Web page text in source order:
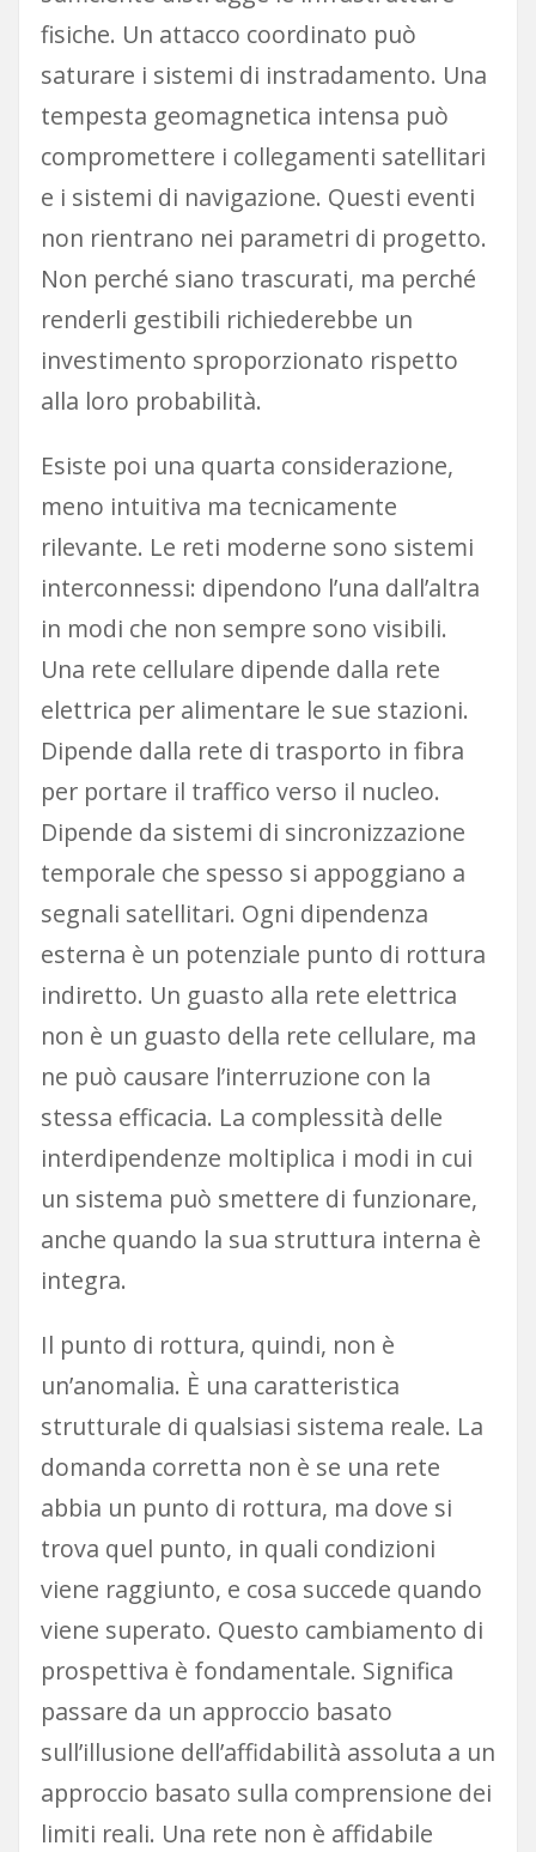
fisiche. Un attacco coordinato può
saturare i sistemi di instradamento. Una
tempesta geomagnetica intensa può
compromettere i collegamenti satellitari
e i sistemi di navigazione. Questi eventi
non rientrano nei parametri di progetto.
Non perché siano trascurati, ma perché
renderli gestibili richiederebbe un
investimento sproporzionato rispetto
alla loro probabilità.
Esiste poi una quarta considerazione,
meno intuitiva ma tecnicamente
rilevante. Le reti moderne sono sistemi
interconnessi: dipendono l’una dall’altra
in modi che non sempre sono visibili.
Una rete cellulare dipende dalla rete
elettrica per alimentare le sue stazioni.
Dipende dalla rete di trasporto in fibra
per portare il traffico verso il nucleo.
Dipende da sistemi di sincronizzazione
temporale che spesso si appoggiano a
segnali satellitari. Ogni dipendenza
esterna è un potenziale punto di rottura
indiretto. Un guasto alla rete elettrica
non è un guasto della rete cellulare, ma
ne può causare l’interruzione con la
stessa efficacia. La complessità delle
interdipendenze moltiplica i modi in cui
un sistema può smettere di funzionare,
anche quando la sua struttura interna è
integra.
Il punto di rottura, quindi, non è
un’anomalia. È una caratteristica
strutturale di qualsiasi sistema reale. La
domanda corretta non è se una rete
abbia un punto di rottura, ma dove si
trova quel punto, in quali condizioni
viene raggiunto, e cosa succede quando
viene superato. Questo cambiamento di
prospettiva è fondamentale. Significa
passare da un approccio basato
sull’illusione dell’affidabilità assoluta a un
approccio basato sulla comprensione dei
limiti reali. Una rete non è affidabile